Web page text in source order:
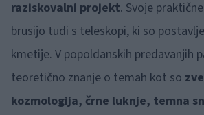
raziskovalni projekt. Svoje
brusijo tudi s teleskopi, ki so
kmetije. V popoldanskih predavanjih
teoretično znanje o temah kot so
kozmologija, črne luknje, temna